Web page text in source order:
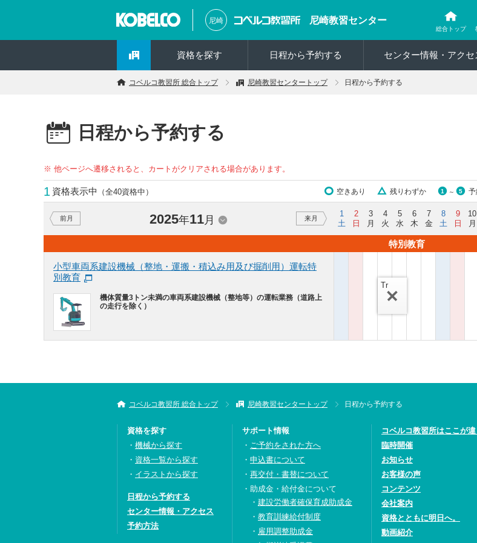
尼崎 尼崎教習センター
総合トップ
資格を探す 日程から予約する センター情報・アクセ
コベルコ教習所 総合トップ 尼崎教習センタートップ 日程から予約する
日程から予約する
※ 他ページへ遷移されると、カートがクリアされる場合があります。
1 資格表示中 （全40資格中） 空きあり 残りわずか 1 ～ 5
前月 2025年11月 来月
1
土
2
日
3
月
4
火
5
水
6
木
7
金
8
土
9
日
10
月
特別教育
小型車両系建設機械（整地・運搬・積込み用及び掘削用）運転特
別教育
機体質量3トン未満の車両系建設機械（整地等）の運転業務（道路上
の走行を除く）
Tr
コベルコ教習所 総合トップ 尼崎教習センタートップ 日程から予約する
資格を探す
機械から探す
資格一覧から探す
イラストから探す
日程から予約する
センター情報・アクセス
予約方法
サポート情報
ご予約をされた方へ
申込書について
再交付・書替について
助成金・給付金について
建設労働者確保育成助成金
教育訓練給付制度
雇用調整助成金
コベルコ教習所はここが違
臨時開催
お知らせ
お客様の声
コンテンツ
会社案内
資格とともに明日へ。
動画紹介